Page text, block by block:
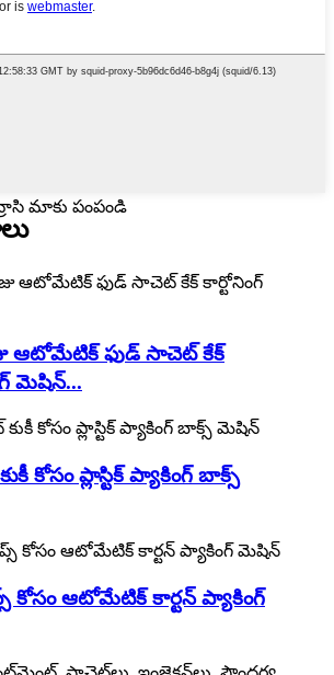
మాకు పంపండి
ఆటోమేటిక్ ఫుడ్ సాచెట్ కేక్
మెషిన్...
కోసం ప్లాస్టిక్ ప్యాకింగ్ బాక్స్
కోసం ఆటోమేటిక్ కార్టన్ ప్యాకింగ్